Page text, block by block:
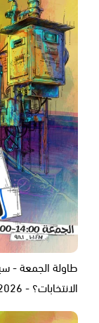
طاولة الجمعة -
الانتخابات؟ - 07.08.2026